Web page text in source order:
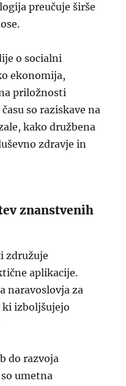
preučuje širše
o socialni
ekonomija,
priložnosti
so raziskave na
kako družbena
zdravje in
znanstvenih
združuje
aplikacije.
naravoslovja za
izboljšujejo
do razvoja
umetna